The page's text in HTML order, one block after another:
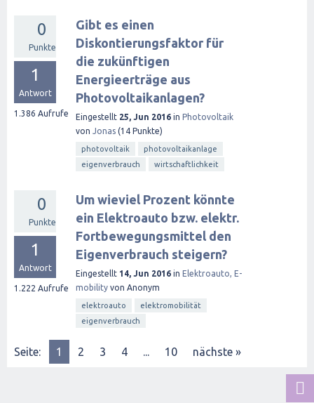
0
Punkte
1
Antwort
1.386 Aufrufe
Gibt es einen
Diskontierungsfaktor für
die zukünftigen
Energieerträge aus
Photovoltaikanlagen?
Eingestellt 25, Jun 2016 in Photovoltaik
von Jonas (14 Punkte)
photovoltaik
photovoltaikanlage
eigenverbrauch
wirtschaftlichkeit
0
Punkte
1
Antwort
1.222 Aufrufe
Um wieviel Prozent könnte
ein Elektroauto bzw. elektr.
Fortbewegungsmittel den
Eigenverbrauch steigern?
Eingestellt 14, Jun 2016 in Elektroauto, E-
mobility von Anonym
elektroauto
elektromobilität
eigenverbrauch
Seite: 1 2 3 4 ... 10 nächste »